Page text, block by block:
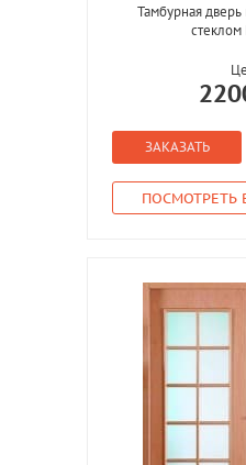
Тамбурная дверь
ЗАКАЗАТЬ
ПОСМОТРЕТЬ